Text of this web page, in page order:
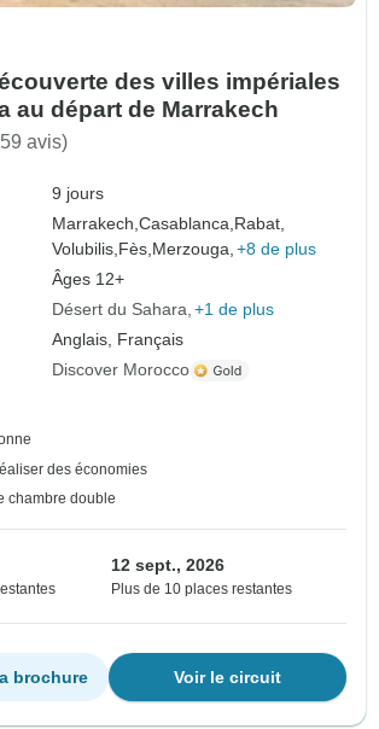
des villes impériales
au départ de Marrakech
avis)
9 jours
Marrakech,Casablanca, Rabat,
Volubilis, Fès, Merzouga, +8 de plus
Âges 12+
Désert du Sahara +1 de plus
Anglais, Français
Discover Morocco
des économies
chambre double
12 sept., 2026
Plus de 10 places restantes
Voir le circuit
brochure